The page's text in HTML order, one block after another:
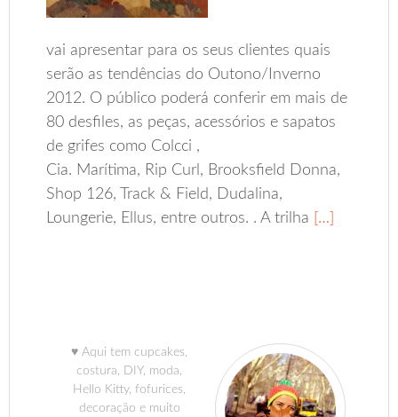
vai apresentar para os seus clientes quais
serão as tendências do Outono/Inverno
2012. O público poderá conferir em mais de
80 desfiles, as peças, acessórios e sapatos
de grifes como Colcci ,
Cia. Marítima, Rip Curl, Brooksfield Donna,
Shop 126, Track & Field, Dudalina,
Loungerie, Ellus, entre outros. . A trilha […]
♥ Aqui tem cupcakes,
costura, DIY, moda,
Hello Kitty, fofurices,
decoração e muito